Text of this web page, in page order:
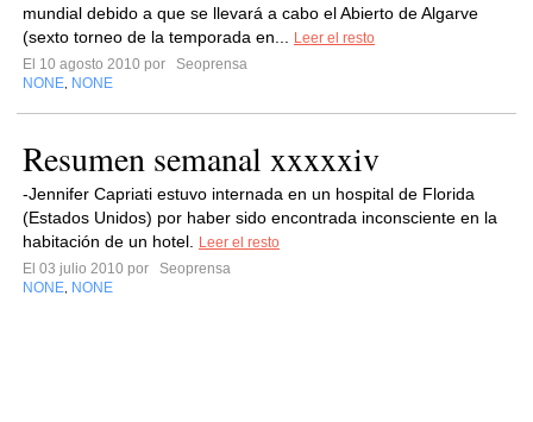
mundial debido a que se llevará a cabo el Abierto de Algarve
(sexto torneo de la temporada en...
Leer el resto
El 10 agosto 2010 por
Seoprensa
NONE NONE
Resumen semanal xxxxxiv
-Jennifer Capriati estuvo internada en un hospital de Florida
(Estados Unidos) por haber sido encontrada inconsciente en la
habitación de un hotel.
Leer el resto
El 03 julio 2010 por
Seoprensa
NONE NONE